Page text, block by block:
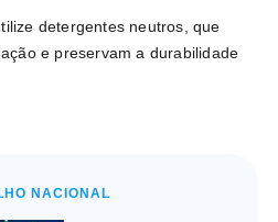
detergentes neutros, que
e preservam a durabilidade
NACIONAL